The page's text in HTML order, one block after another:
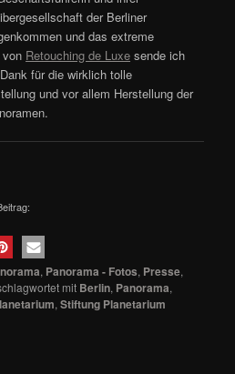
der Berliner
und das extreme
Retouching de Luxe sende ich
für die wirklich tolle
und vor allem Herstellung der
, Panorama - Fotos, Presse,
mit Berlin, Panorama,
,Stiftung Planetarium